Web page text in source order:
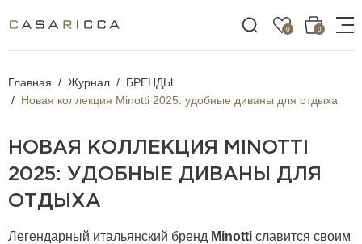
0 0
Главная Журнал
БРЕНДЫ
Новая коллекция Minotti 2025: удобные диваны для отдыха
НОВАЯ КОЛЛЕКЦИЯ MINOTTI
2025: УДОБНЫЕ ДИВАНЫ ДЛЯ
ОТДЫХА
Легендарный итальянский бренд Minotti славится своим